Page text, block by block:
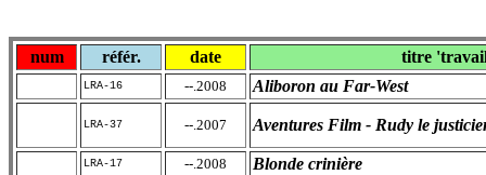
num référ. date titre
LRA-16 --.2008 Aliboron au Far-West
LRA-37 --.2007 Aventures Film - Rudy le
LRA-17 --.2008 Blonde crinière